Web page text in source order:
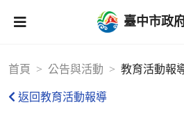
臺中市政
首頁 公告與活動 教育活動報
返回教育活動報導